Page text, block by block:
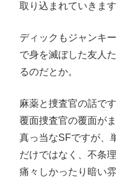
取り込まれていきます
ディックもジャンキ
で身を滅ぼした友人
るのだとか。
麻薬と捜査官の話で
覆面捜査官の覆面が
真っ当なSFですが、
だけではなく、不条
痛々しかったり暗い